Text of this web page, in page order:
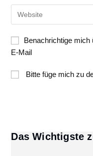
zum
Kommentieren
ein
Mail-
Adresse
Kommentieren
ein
URL
ein
Benachrichtige mich
E-Mail
Bitte füge mich zu
Das Wichtigste